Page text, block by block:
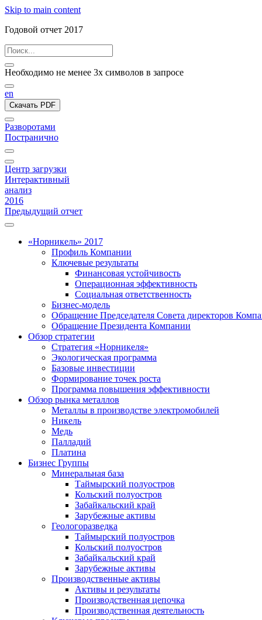
Skip to main content
Годовой отчет 2017
Необходимо не менее 3х символов в запросе
en
Скачать PDF
Разворотами
Постранично
Центр загрузки
Интерактивный
анализ
2016
Предыдущий отчет
«Норникель» 2017
Профиль Компании
Ключевые результаты
Финансовая устойчивость
Операционная эффективность
Социальная ответственность
Бизнес-модель
Обращение Председателя Совета директоров
Обращение Президента Компании
Обзор стратегии
Стратегия «Норникеля»
Экологическая программа
Базовые инвестиции
Формирование точек роста
Программа повышения эффективности
Обзор рынка металлов
Металлы в производстве электромобилей
Никель
Медь
Палладий
Платина
Бизнес Группы
Минеральная база
Таймырский полуостров
Кольский полуостров
Забайкальский край
Зарубежные активы
Геологоразведка
Таймырский полуостров
Кольский полуостров
Забайкальский край
Зарубежные активы
Производственные активы
Активы и результаты
Производственная цепочка
Производственная деятельность